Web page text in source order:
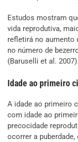
Estudos mostram
vida reprodutiva,
refletirá no aumento
no número de
(Baruselli et al. 2007).
Idade ao primeiro
A idade ao primeiro
com idade ao
precocidade
ocorrer a